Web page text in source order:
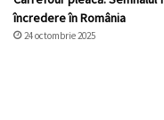
încredere în România
24 octombrie 2025